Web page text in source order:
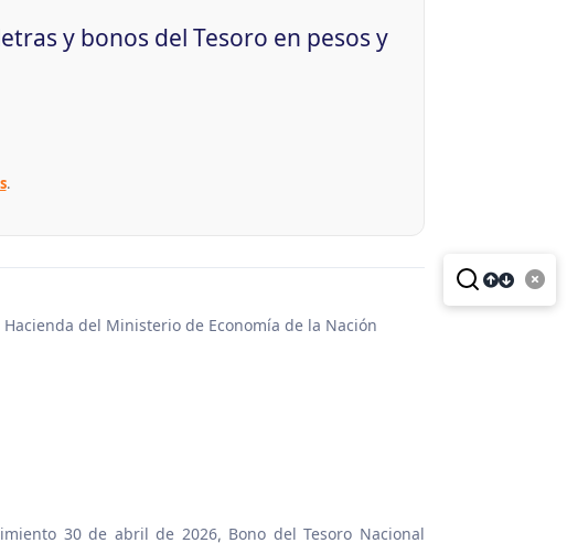
y bonos del Tesoro en pesos y
.
Hacienda del Ministerio de Economía de la Nación
30 de abril de 2026, Bono del Tesoro Nacional